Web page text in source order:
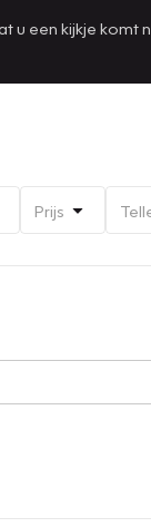
u een kijkje komt
Prijs